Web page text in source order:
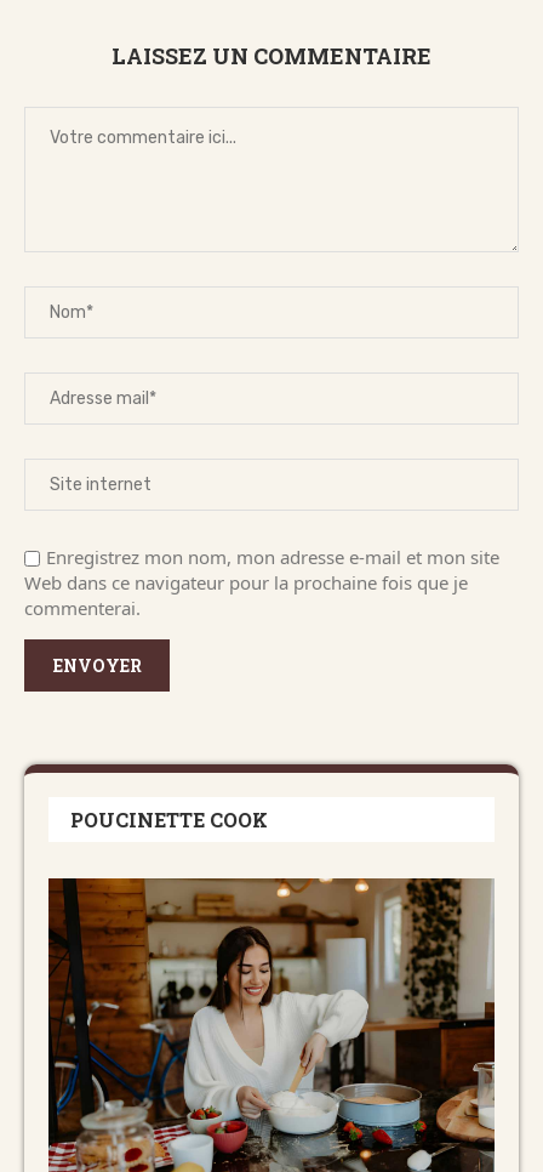
LAISSEZ UN COMMENTAIRE
Enregistrez mon nom, mon adresse e-mail et mon site
Web dans ce navigateur pour la prochaine fois que je
commenterai.
POUCINETTE COOK